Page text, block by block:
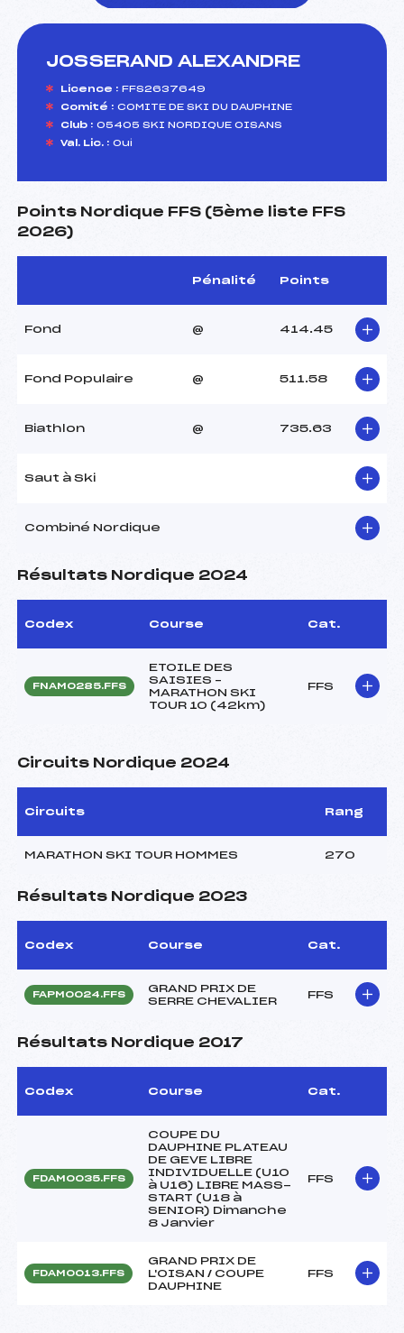
JOSSERAND ALEXANDRE
Licence : FFS2637649
Comité : COMITE DE SKI DU DAUPHINE
Club : 05405 SKI NORDIQUE OISANS
Val. Lic. : Oui
Points Nordique FFS (5ème liste FFS
2026)
Pénalité Points
Fond @ 414.45
Fond Populaire @ 511.58
Biathlon @ 735.63
Saut à Ski
Combiné Nordique
Résultats Nordique 2024
Codex Course Cat.
FNAM0285.FFS
ETOILE DES
SAISIES –
MARATHON SKI
TOUR 10 (42km)
FFS
Circuits Nordique 2024
Circuits Rang
MARATHON SKI TOUR HOMMES 270
Résultats Nordique 2023
Codex Course Cat.
FAPM0024.FFS
GRAND PRIX DE
SERRE CHEVALIER
FFS
Résultats Nordique 2017
Codex Course Cat.
FDAM0035.FFS
COUPE DU
DAUPHINE PLATEAU
DE GEVE LIBRE
INDIVIDUELLE (U10
à U16) LIBRE MASS-
START (U18 à
SENIOR) Dimanche
8 Janvier
FFS
FDAM0013.FFS
GRAND PRIX DE
L'OISAN / COUPE
DAUPHINE
FFS